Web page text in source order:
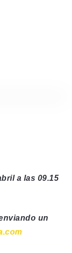
a las 09.15
un